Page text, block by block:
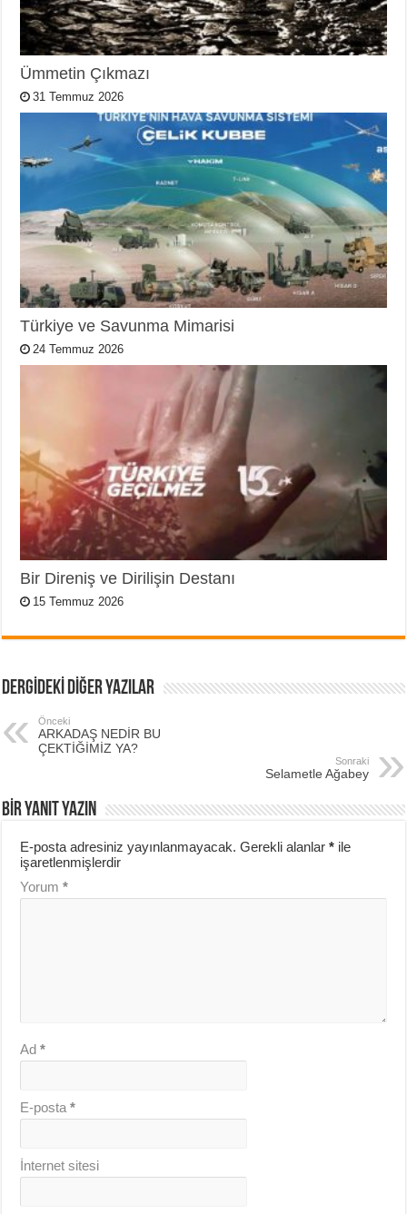
Ümmetin Çıkmazı
31 Temmuz 2026
Türkiye ve Savunma Mimarisi
24 Temmuz 2026
Bir Direniş ve Dirilişin Destanı
15 Temmuz 2026
DERGİDEKİ DİĞER YAZILAR
Önceki
ARKADAŞ NEDİR BU
ÇEKTİĞİMİZ YA?
Sonraki
Selametle Ağabey
BIR YANIT YAZIN
E-posta adresiniz yayınlanmayacak. Gerekli alanlar* ile
işaretlenmişlerdir
Yorum*
Ad*
E-posta*
İnternet sitesi